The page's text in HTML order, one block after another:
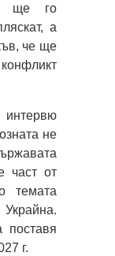
ще го
а
че ще
интервю
не
част от
темата
поставя
г.